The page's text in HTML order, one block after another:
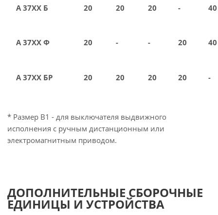
А 37ХХ Б 20 20 20 - 40
А 37ХХ Ф 20 - - 20 40
А 37ХХ БР 20 20 20 20 -
* Размер В1 - для выключателя выдвижного
исполнения с ручным дистанционным или
электромагнитным приводом.
ДОПОЛНИТЕЛЬНЫЕ СБОРОЧНЫЕ
ЕДИНИЦЫ И УСТРОЙСТВА